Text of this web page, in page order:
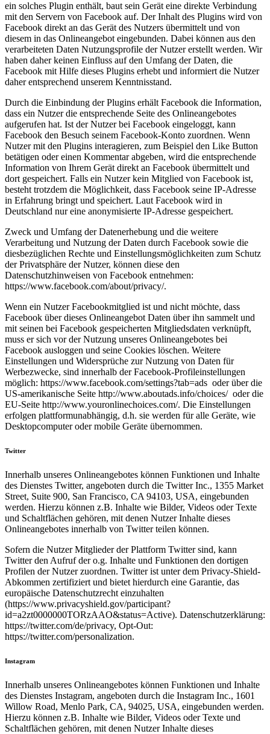
ein solches Plugin enthält, baut sein Gerät eine direkte Verbindung
mit den Servern von Facebook auf. Der Inhalt des Plugins wird von
Facebook direkt an das Gerät des Nutzers übermittelt und von
diesem in das Onlineangebot eingebunden. Dabei können aus den
verarbeiteten Daten Nutzungsprofile der Nutzer erstellt werden. Wir
haben daher keinen Einfluss auf den Umfang der Daten, die
Facebook mit Hilfe dieses Plugins erhebt und informiert die Nutzer
daher entsprechend unserem Kenntnisstand.
Durch die Einbindung der Plugins erhält Facebook die Information,
dass ein Nutzer die entsprechende Seite des Onlineangebotes
aufgerufen hat. Ist der Nutzer bei Facebook eingeloggt, kann
Facebook den Besuch seinem Facebook-Konto zuordnen. Wenn
Nutzer mit den Plugins interagieren, zum Beispiel den Like Button
betätigen oder einen Kommentar abgeben, wird die entsprechende
Information von Ihrem Gerät direkt an Facebook übermittelt und
dort gespeichert. Falls ein Nutzer kein Mitglied von Facebook ist,
besteht trotzdem die Möglichkeit, dass Facebook seine IP-Adresse
in Erfahrung bringt und speichert. Laut Facebook wird in
Deutschland nur eine anonymisierte IP-Adresse gespeichert.
Zweck und Umfang der Datenerhebung und die weitere
Verarbeitung und Nutzung der Daten durch Facebook sowie die
diesbezüglichen Rechte und Einstellungsmöglichkeiten zum Schutz
der Privatsphäre der Nutzer, können diese den
Datenschutzhinweisen von Facebook entnehmen:
https://www.facebook.com/about/privacy/.
Wenn ein Nutzer Facebookmitglied ist und nicht möchte, dass
Facebook über dieses Onlineangebot Daten über ihn sammelt und
mit seinen bei Facebook gespeicherten Mitgliedsdaten verknüpft,
muss er sich vor der Nutzung unseres Onlineangebotes bei
Facebook ausloggen und seine Cookies löschen. Weitere
Einstellungen und Widersprüche zur Nutzung von Daten für
Werbezwecke, sind innerhalb der Facebook-Profileinstellungen
möglich: https://www.facebook.com/settings?tab=ads oder über die
US-amerikanische Seite http://www.aboutads.info/choices/ oder die
EU-Seite http://www.youronlinechoices.com/. Die Einstellungen
erfolgen plattformunabhängig, d.h. sie werden für alle Geräte, wie
Desktopcomputer oder mobile Geräte übernommen.
Twitter
Innerhalb unseres Onlineangebotes können Funktionen und Inhalte
des Dienstes Twitter, angeboten durch die Twitter Inc., 1355 Market
Street, Suite 900, San Francisco, CA 94103, USA, eingebunden
werden. Hierzu können z.B. Inhalte wie Bilder, Videos oder Texte
und Schaltflächen gehören, mit denen Nutzer Inhalte dieses
Onlineangebotes innerhalb von Twitter teilen können.
Sofern die Nutzer Mitglieder der Plattform Twitter sind, kann
Twitter den Aufruf der o.g. Inhalte und Funktionen den dortigen
Profilen der Nutzer zuordnen. Twitter ist unter dem Privacy-Shield-
Abkommen zertifiziert und bietet hierdurch eine Garantie, das
europäische Datenschutzrecht einzuhalten
(https://www.privacyshield.gov/participant?
id=a2zt0000000TORzAAO&status=Active). Datenschutzerklärung:
https://twitter.com/de/privacy, Opt-Out:
https://twitter.com/personalization.
Instagram
Innerhalb unseres Onlineangebotes können Funktionen und Inhalte
des Dienstes Instagram, angeboten durch die Instagram Inc., 1601
Willow Road, Menlo Park, CA, 94025, USA, eingebunden werden.
Hierzu können z.B. Inhalte wie Bilder, Videos oder Texte und
Schaltflächen gehören, mit denen Nutzer Inhalte dieses